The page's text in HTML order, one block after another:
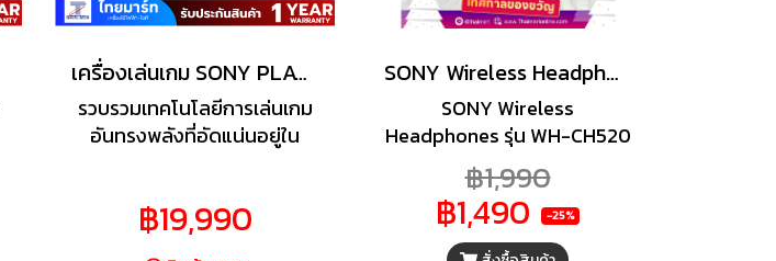
เครื่องเล่นเกม SONY PLAYSTATION 5 SLIM DIGITAL EDITION CFI-2118 B01
รวบรวมเทคโนโลยีการเล่นเกม
อันทรงพลังที่อัดแน่นอยู่ใน
เล่นเกมโปรดบนพื้นที่จัดเก็บ
฿19,990
SONY Wireless Headphones รุ่น WH-CH520 หูฟังแบบครอบหูไร้สาย
SONY Wireless
Headphones รุ่น WH-CH520
หูฟังแบบครอบหูไร้สาย WH-
CH520 หูฟัง On ear ชนิดไร้
สายที่มีน้ำหนักเบา พกพา
สะดวก Digital Sound
฿1,990
฿1,490 -25%